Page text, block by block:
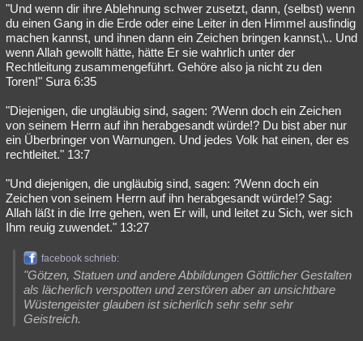
"Und wenn dir ihre Ablehnung schwer zusetzt, dann, (selbst) wenn
du einen Gang in die Erde oder eine Leiter in den Himmel ausfindig
machen kannst, und ihnen dann ein Zeichen bringen kannst,\.. Und
wenn Allah gewollt hätte, hätte Er sie wahrlich unter der
Rechtleitung zusammengeführt. Gehöre also ja nicht zu den
Toren!" Sura 6:35
"Diejenigen, die ungläubig sind, sagen: ?Wenn doch ein Zeichen
von seinem Herrn auf ihn herabgesandt würde!? Du bist aber nur
ein Überbringer von Warnungen. Und jedes Volk hat einen, der es
rechtleitet." 13:7
"Und diejenigen, die ungläubig sind, sagen: ?Wenn doch ein
Zeichen von seinem Herrn auf ihn herabgesandt würde!? Sag:
Allah läßt in die Irre gehen, wen Er will, und leitet zu Sich, wer sich
Ihm reuig zuwendet." 13:27
facebook schrieb:
"Götzen, Statuen und andere Abbildungen Göttlicher Gestalten
als lächerlich verspotten und zerstören aber an unsichtbare
Wüstengeister glauben ist sicherlich sehr sehr sehr
Geistreich.